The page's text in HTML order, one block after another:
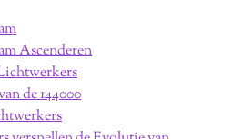
Ascenderen
de 144000